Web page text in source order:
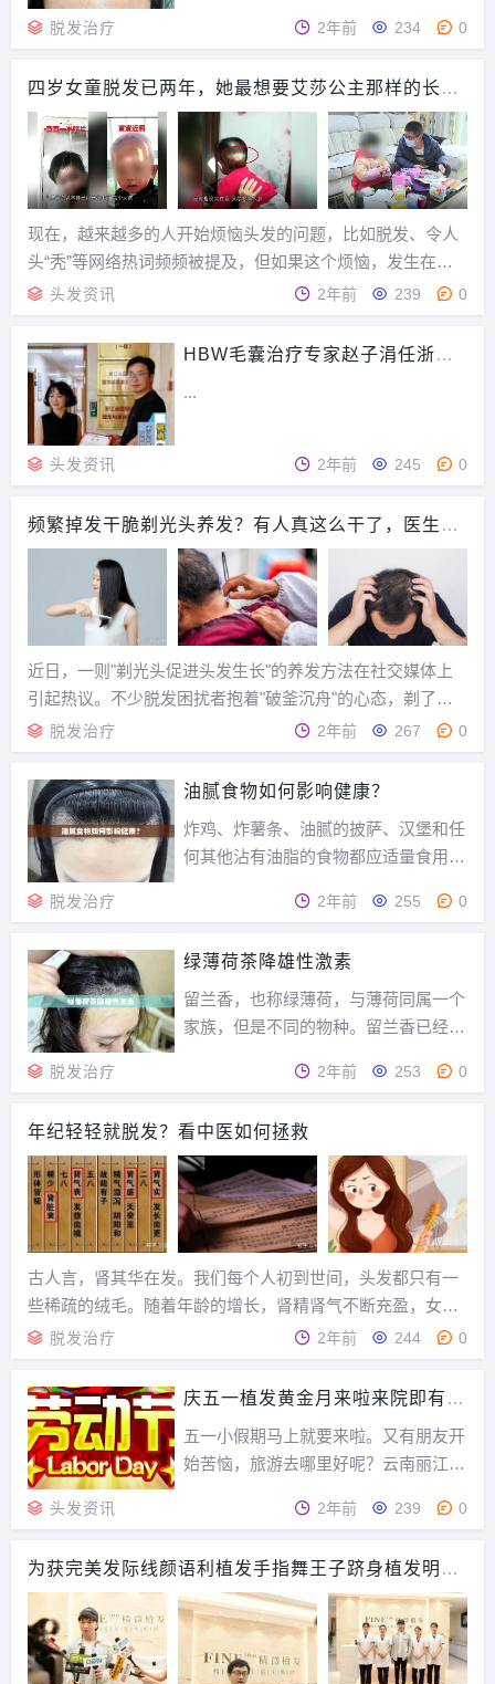
就从米诺地尔的生发原理说起，来看看
地尔 - 简介米诺地尔是目前世界上唯一
一个对脱发有明显疗效的外用化学药。
这个药内服是用...
脱发治疗 2年前 234 0
四岁女童脱发已两年，她最想要艾莎公主那样的长辫
子
现在，越来越多的人开始烦恼头发的问题，比如脱发、令人
头“秃”等网络热词频频被提及，但如果这个烦恼，发生在一
个年仅4岁的小女孩身上，那就更让担忧了。最近，余姚的孙
女士给我们的热线打来求助电话，说女儿才4岁，已经有两年
多的脱发史了。一岁半的时候遭遇“秃发”烦恼...
头发资讯 2年前 239 0
HBW毛囊治疗专家赵子涓任浙江
...
头发资讯 2年前 245 0
频繁掉发干脆剃光头养发？有人真这么干了，医生提
醒细节
近日，一则"剃光头促进头发生长"的养发方法在社交媒体上
引起热议。不少脱发困扰者抱着"破釜沉舟"的心态，剃了光
头希望头发能重新茂密生长。...
脱发治疗 2年前 267 0
油腻食物如何影响健康？
炸鸡、炸薯条、油腻的披萨、汉堡和任
何其他沾有油脂的食物都应适量食用，
险。蒸、烤或烘烤、烧烤和烧烤食物是
康的影响不仅取决于它有多油腻，还取
决于你使用的是饱和油还是不饱和油。
肥胖风险增加油煎的...
脱发治疗 2年前 255 0
绿薄荷茶降雄性激素
留兰香，也称绿薄荷，与薄荷同属一个
家族，但是不同的物种。留兰香已经在
统医学使用留兰香缓解婴儿绞痛，减少
气、胃痛和大肠激躁症。没有发现留兰
香的副作用。但是，如果你怀孕、哺乳
或服药，在服用任何...
脱发治疗 2年前 253 0
年纪轻轻就脱发？看中医如何拯救
古人言，肾其华在发。我们每个人初到世间，头发都只有一
些稀疏的绒毛。随着年龄的增长，肾精肾气不断充盈，女子
到了到了四七28岁时，“筋骨坚，身体盛壮”，男子到了四八3
2岁时，筋骨隆盛，肌肉满壮。女子和男子到这这个年龄段，
一般都是一头乌黑的秀发。正常情况下，女子...
脱发治疗 2年前 244 0
庆五一植发黄金月来啦来院即有豪
五一小假期马上就要来啦。又有朋友开
始苦恼，旅游去哪里好呢？云南丽江？
这些。不管去哪里，当所有人的想法都
是人海茫茫，在人山人海中看景。与其
盲目跟风旅行，不如停下脚步提升下自
己。庆五一，迎植发...
头发资讯 2年前 239 0
为获完美发际线颜语利植发手指舞王子跻身植发明星
行列